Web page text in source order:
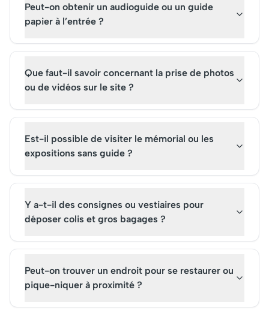
Peut-on obtenir un audioguide ou un guide
papier à l’entrée ?
Que faut-il savoir concernant la prise de photos
ou de vidéos sur le site ?
Est-il possible de visiter le mémorial ou les
expositions sans guide ?
Y a-t-il des consignes ou vestiaires pour
déposer colis et gros bagages ?
Peut-on trouver un endroit pour se restaurer ou
pique-niquer à proximité ?